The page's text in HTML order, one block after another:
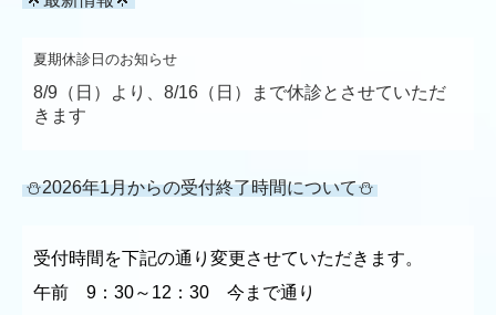
夏期休診日のお知らせ
8/9（日）より、8/16（日）まで休診とさせていただ
きます
⛄2026年1月からの受付終了時間について⛄
受付時間を下記の通り変更させていただきます。
午前 9：30～12：30 今まで通り